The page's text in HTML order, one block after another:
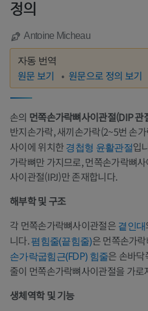
정의
Antoine Micheau
자동 번역
원문 보기 원문으로 정의 보기
손의 먼쪽손가락뼈사이관절(DIP 관
반지손가락, 새끼손가락(2~5번 손
사이에 위치한경첩형 윤활관절입
가락뼈만 가지므로, 먼쪽손가락뼈
사이관절(IPJ)만 존재합니다.
해부학 및 구조
각 먼쪽손가락뼈사이관절은 곁인대
니다.폄힘줄(끝힘줄)은 먼쪽손가
손가락굽힘근(FDP) 힘줄은 손바닥
줄이 먼쪽손가락뼈사이관절을 가
생체역학 및 기능